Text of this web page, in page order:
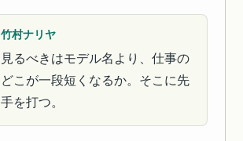
竹村ナリヤ
見るべきはモデル名より、仕事の
どこが一段短くなるか。そこに先
手を打つ。